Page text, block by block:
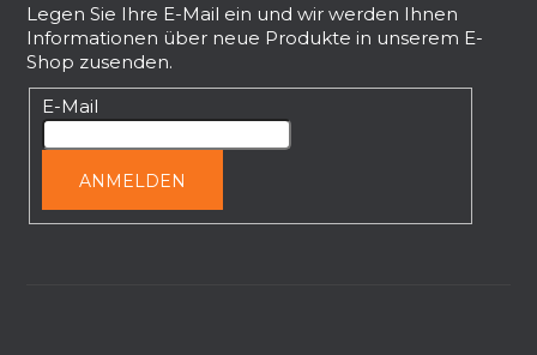
Legen Sie Ihre E-Mail ein und wir werden Ihnen
Informationen über neue Produkte in unserem E-
Shop zusenden.
E-Mail
ANMELDEN